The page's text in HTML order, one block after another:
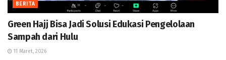
BERITA
Green Hajj Bisa Jadi Solusi Edukasi Pengelolaan
Sampah dari Hulu
11 Maret, 2026